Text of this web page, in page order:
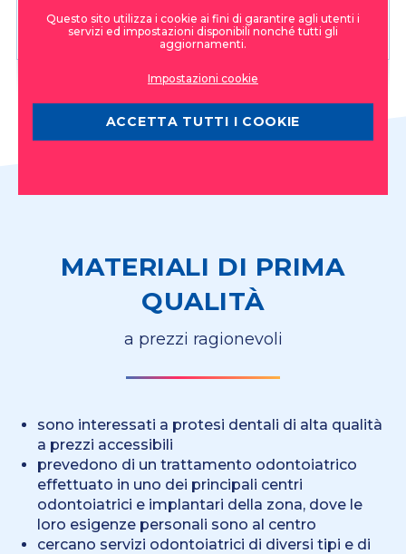
MATERIALI DI PRIMA
QUALITÀ
a prezzi ragionevoli
sono interessati a protesi dentali di alta qualità
a prezzi accessibili
prevedono di un trattamento odontoiatrico
effettuato in uno dei principali centri
odontoiatrici e implantari della zona, dove le
loro esigenze personali sono al centro
cercano servizi odontoiatrici di diversi tipi e di
Questo sito utilizza i cookie ai fini di garantire agli utenti i
servizi ed impostazioni disponibili nonché tutti gli
aggiornamenti.
Impostazioni cookie
ACCETTA TUTTI I COOKIE